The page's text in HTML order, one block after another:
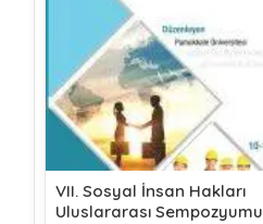
VII. Sosyal İnsan Hakları
Uluslararası Sempozyumu